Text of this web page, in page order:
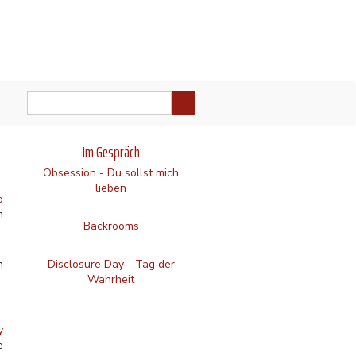
Im Gespräch
Obsession - Du sollst mich
lieben
Backrooms
Disclosure Day - Tag der
Wahrheit